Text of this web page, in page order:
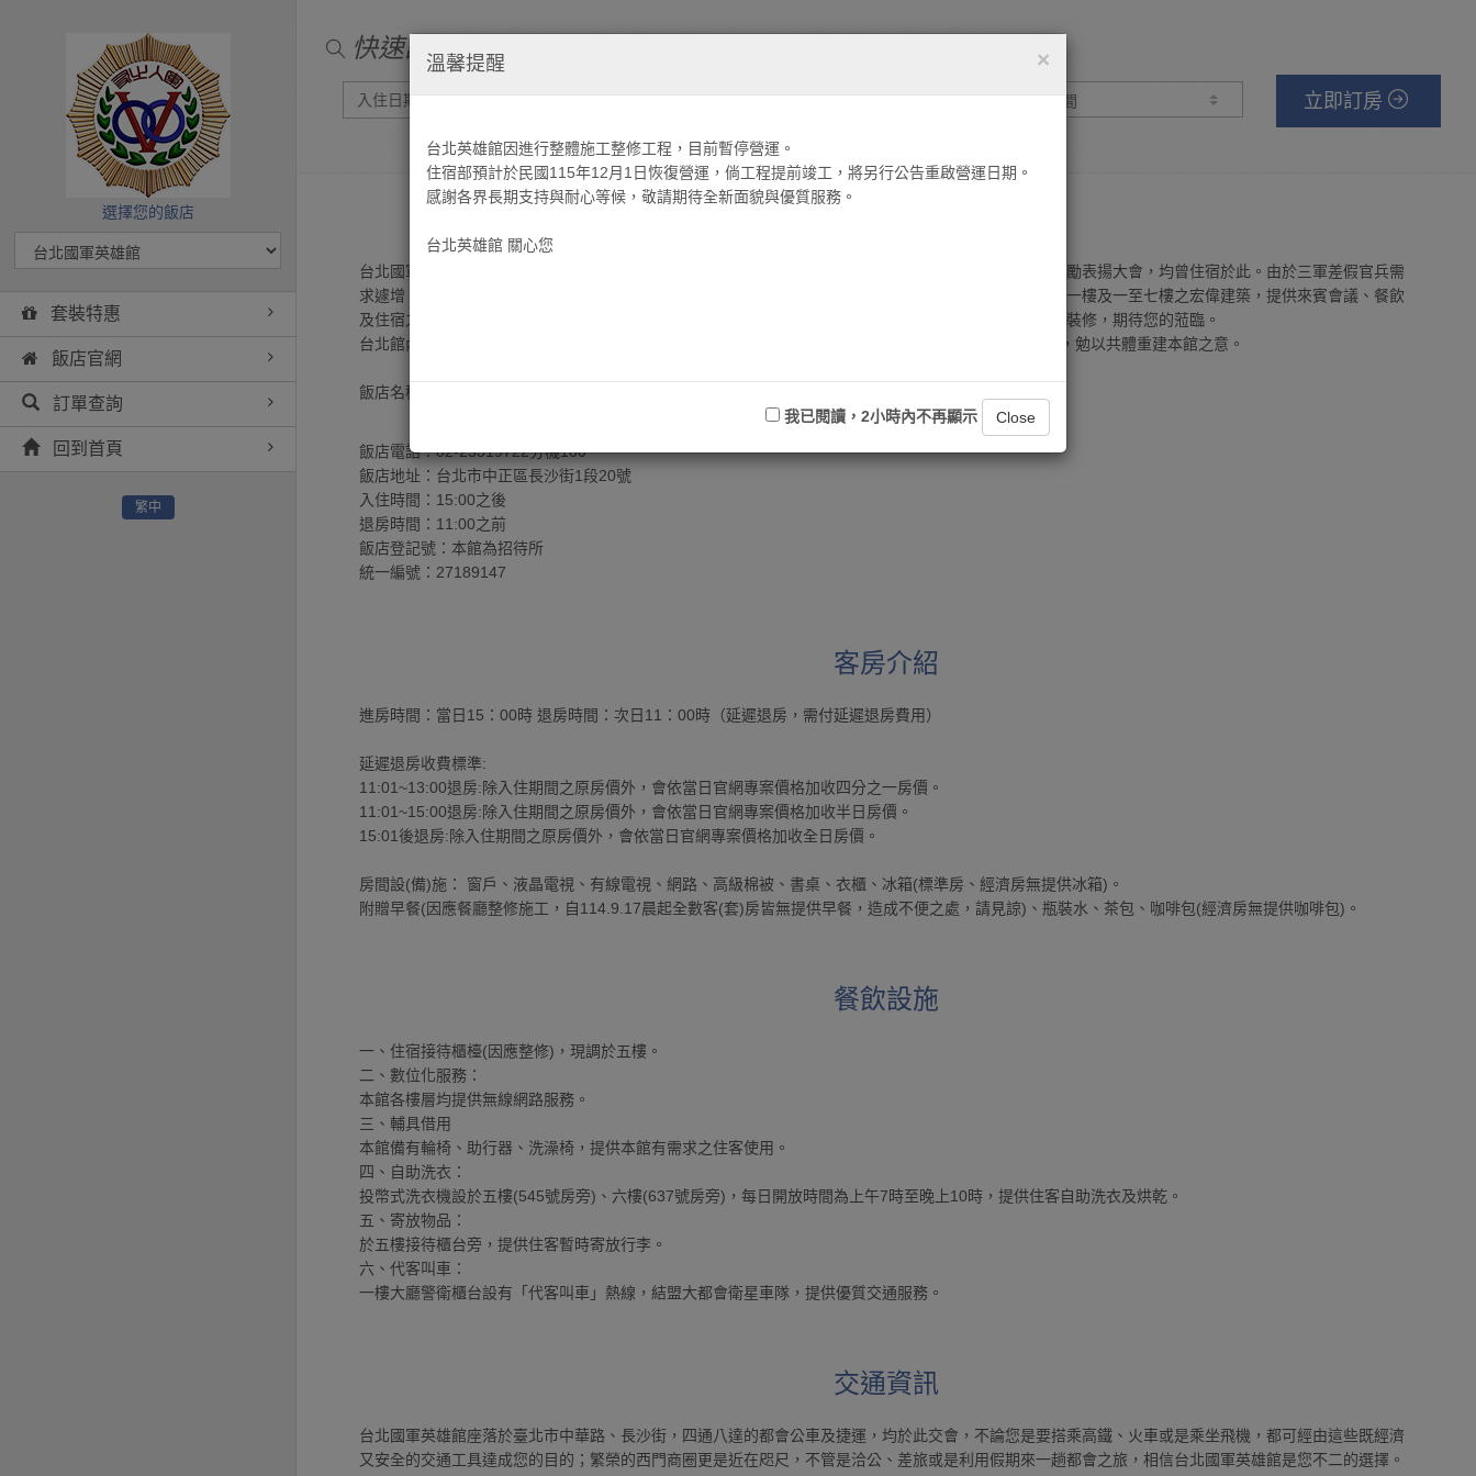
選擇您的飯店
套裝特惠
飯店官網
訂單查詢
回到首頁
繁中
快速訂房STEP.1 -
數 量 : 立即訂房
台北國軍英雄館於民國四十九年元月落成啟用，原係磚造三層樓房，歷年國軍英雄、政士、楷模，參加獎勵表揚大會，均曾住宿於此。由於三軍差假官兵需
求遽增，容量過小，予以拆除重建。台北國軍英雄館新館於民國七十年九月三日軍人節揭幕啟用，為地下一樓及一至七樓之宏偉建築，提供來賓會議、餐飲
及住宿之需，設備完善功能齊備，近年來為提升服務品質，本館持續整新客房，雅緻型以上房型均為重新裝修，期待您的蒞臨。
台北館內有戰畫、浮雕等紀念性物品，並蒙當時之參謀總長宋長志上將特頒[台北國軍英雄館重建記]碑文，勉以共體重建本館之意。
飯店名稱:社團法人中華民國軍人之友社台北國軍英雄館
飯店電話：02-23319722分機100
飯店地址：台北市中正區長沙街1段20號
入住時間：15:00之後
退房時間：11:00之前
飯店登記號：本館為招待所
統一編號：27189147
客房介紹
進房時間：當日15：00時 退房時間：次日11：00時（延遲退房，需付延遲退房費用）
延遲退房收費標準:
11:01~13:00退房:除入住期間之原房價外，會依當日官網專案價格加收四分之一房價。
11:01~15:00退房:除入住期間之原房價外，會依當日官網專案價格加收半日房價。
15:01後退房:除入住期間之原房價外，會依當日官網專案價格加收全日房價。
房間設(備)施： 窗戶、液晶電視、有線電視、網路、高級棉被、書桌、衣櫃、冰箱(標準房、經濟房無提供冰箱)。
附贈早餐(因應餐廳整修施工，自114.9.17晨起全數客(套)房皆無提供早餐，造成不便之處，請見諒)、瓶裝水、茶包、咖啡包(經濟房無提供咖啡包)。
餐飲設施
一、住宿接待櫃檯(因應整修)，現調於五樓。
二、數位化服務：
本館各樓層均提供無線網路服務。
三、輔具借用
本館備有輪椅、助行器、洗澡椅，提供本館有需求之住客使用。
四、自助洗衣：
投幣式洗衣機設於五樓(545號房旁)、六樓(637號房旁)，每日開放時間為上午7時至晚上10時，提供住客自助洗衣及烘乾。
五、寄放物品：
於五樓接待櫃台旁，提供住客暫時寄放行李。
六、代客叫車：
一樓大廳警衛櫃台設有「代客叫車」熱線，結盟大都會衛星車隊，提供優質交通服務。
交通資訊
台北國軍英雄館座落於臺北市中華路、長沙街，四通八達的都會公車及捷運，均於此交會，不論您是要搭乘高鐵、火車或是乘坐飛機，都可經由這些既經濟
又安全的交通工具達成您的目的；繁榮的西門商圈更是近在咫尺，不管是洽公、差旅或是利用假期來一趟都會之旅，相信台北國軍英雄館是您不二的選擇。
×
溫馨提醒
台北英雄館因進行整體施工整修工程，目前暫停營運。
住宿部預計於民國115年12月1日恢復營運，倘工程提前竣工，將另行公告重啟營運日期。
感謝各界長期支持與耐心等候，敬請期待全新面貌與優質服務。
台北英雄館 關心您
我已閱讀，2小時內不再顯示 Close